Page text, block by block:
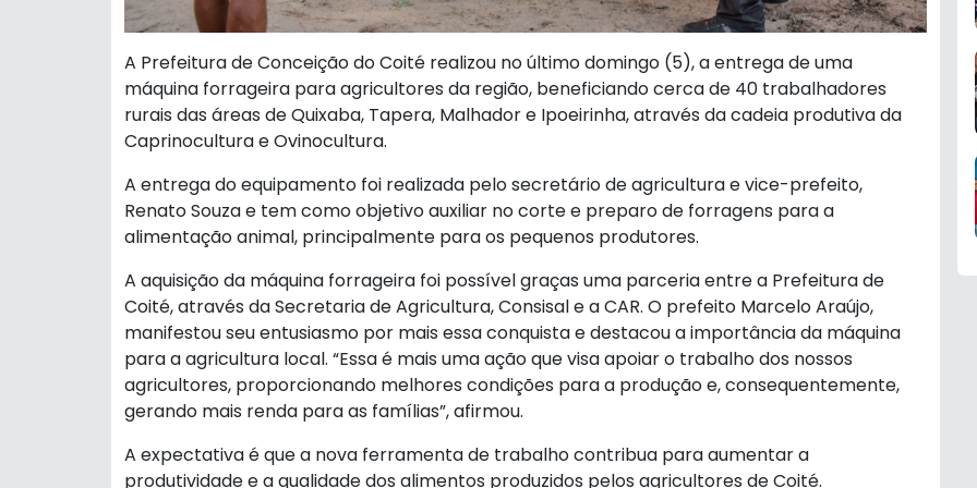
A Prefeitura de Conceição do Coité realizou no último domingo (5), a entrega de uma
máquina forrageira para agricultores da região, beneficiando cerca de 40 trabalhadores
rurais das áreas de Quixaba, Tapera, Malhador e Ipoeirinha, através da cadeia produtiva da
Caprinocultura e Ovinocultura.
A entrega do equipamento foi realizada pelo secretário de agricultura e vice-prefeito,
Renato Souza e tem como objetivo auxiliar no corte e preparo de forragens para a
alimentação animal, principalmente para os pequenos produtores.
A aquisição da máquina forrageira foi possível graças uma parceria entre a Prefeitura de
Coité, através da Secretaria de Agricultura, Consisal e a CAR. O prefeito Marcelo Araújo,
manifestou seu entusiasmo por mais essa conquista e destacou a importância da máquina
para a agricultura local. “Essa é mais uma ação que visa apoiar o trabalho dos nossos
agricultores, proporcionando melhores condições para a produção e, consequentemente,
gerando mais renda para as famílias”, afirmou.
A expectativa é que a nova ferramenta de trabalho contribua para aumentar a
produtividade e a qualidade dos alimentos produzidos pelos agricultores de Coité.